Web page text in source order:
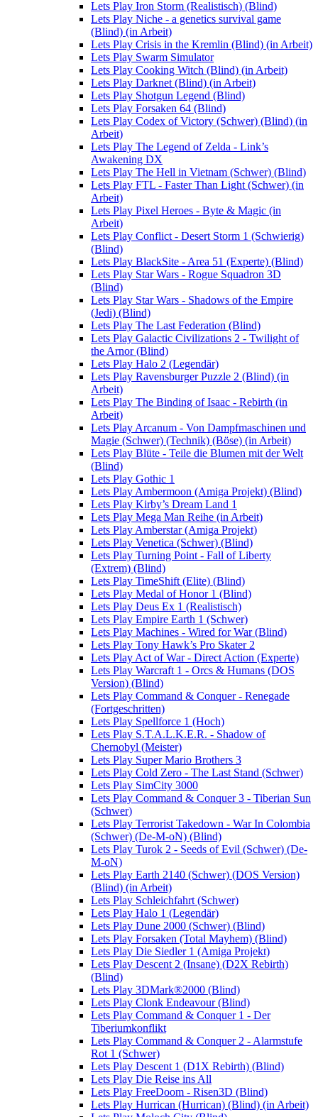
Lets Play Iron Storm (Realistisch) (Blind)
Lets Play Niche - a genetics survival game
(Blind) (in Arbeit)
Lets Play Crisis in the Kremlin (Blind) (in Arbeit)
Lets Play Swarm Simulator
Lets Play Cooking Witch (Blind) (in Arbeit)
Lets Play Darknet (Blind) (in Arbeit)
Lets Play Shotgun Legend (Blind)
Lets Play Forsaken 64 (Blind)
Lets Play Codex of Victory (Schwer) (Blind) (in
Arbeit)
Lets Play The Legend of Zelda - Link’s
Awakening DX
Lets Play The Hell in Vietnam (Schwer) (Blind)
Lets Play FTL - Faster Than Light (Schwer) (in
Arbeit)
Lets Play Pixel Heroes - Byte & Magic (in
Arbeit)
Lets Play Conflict - Desert Storm 1 (Schwierig)
(Blind)
Lets Play BlackSite - Area 51 (Experte) (Blind)
Lets Play Star Wars - Rogue Squadron 3D
(Blind)
Lets Play Star Wars - Shadows of the Empire
(Jedi) (Blind)
Lets Play The Last Federation (Blind)
Lets Play Galactic Civilizations 2 - Twilight of
the Arnor (Blind)
Lets Play Halo 2 (Legendär)
Lets Play Ravensburger Puzzle 2 (Blind) (in
Arbeit)
Lets Play The Binding of Isaac - Rebirth (in
Arbeit)
Lets Play Arcanum - Von Dampfmaschinen und
Magie (Schwer) (Technik) (Böse) (in Arbeit)
Lets Play Blüte - Teile die Blumen mit der Welt
(Blind)
Lets Play Gothic 1
Lets Play Ambermoon (Amiga Projekt) (Blind)
Lets Play Kirby’s Dream Land 1
Lets Play Mega Man Reihe (in Arbeit)
Lets Play Amberstar (Amiga Projekt)
Lets Play Venetica (Schwer) (Blind)
Lets Play Turning Point - Fall of Liberty
(Extrem) (Blind)
Lets Play TimeShift (Elite) (Blind)
Lets Play Medal of Honor 1 (Blind)
Lets Play Deus Ex 1 (Realistisch)
Lets Play Empire Earth 1 (Schwer)
Lets Play Machines - Wired for War (Blind)
Lets Play Tony Hawk’s Pro Skater 2
Lets Play Act of War - Direct Action (Experte)
Lets Play Warcraft 1 - Orcs & Humans (DOS
Version) (Blind)
Lets Play Command & Conquer - Renegade
(Fortgeschritten)
Lets Play Spellforce 1 (Hoch)
Lets Play S.T.A.L.K.E.R. - Shadow of
Chernobyl (Meister)
Lets Play Super Mario Brothers 3
Lets Play Cold Zero - The Last Stand (Schwer)
Lets Play SimCity 3000
Lets Play Command & Conquer 3 - Tiberian Sun
(Schwer)
Lets Play Terrorist Takedown - War In Colombia
(Schwer) (De-M-oN) (Blind)
Lets Play Turok 2 - Seeds of Evil (Schwer) (De-
M-oN)
Lets Play Earth 2140 (Schwer) (DOS Version)
(Blind) (in Arbeit)
Lets Play Schleichfahrt (Schwer)
Lets Play Halo 1 (Legendär)
Lets Play Dune 2000 (Schwer) (Blind)
Lets Play Forsaken (Total Mayhem) (Blind)
Lets Play Die Siedler 1 (Amiga Projekt)
Lets Play Descent 2 (Insane) (D2X Rebirth)
(Blind)
Lets Play 3DMark®2000 (Blind)
Lets Play Clonk Endeavour (Blind)
Lets Play Command & Conquer 1 - Der
Tiberiumkonflikt
Lets Play Command & Conquer 2 - Alarmstufe
Rot 1 (Schwer)
Lets Play Descent 1 (D1X Rebirth) (Blind)
Lets Play Die Reise ins All
Lets Play FreeDoom - Risen3D (Blind)
Lets Play Hurrican (Hurrican) (Blind) (in Arbeit)